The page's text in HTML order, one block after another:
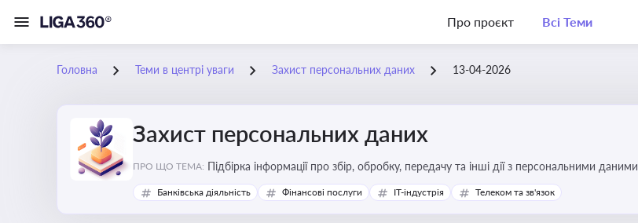
Про проєкт Всі Теми
Головна Теми в центрі уваги Захист персональних даних 13-04-2026
Захист персональних даних
ПРО ЩО ТЕМА: Підбірка інформації про збір, обробку, передачу та інші дії з персональними даними
Банківська діяльність Фінансові послуги IT-індустрія Телеком та зв'язок